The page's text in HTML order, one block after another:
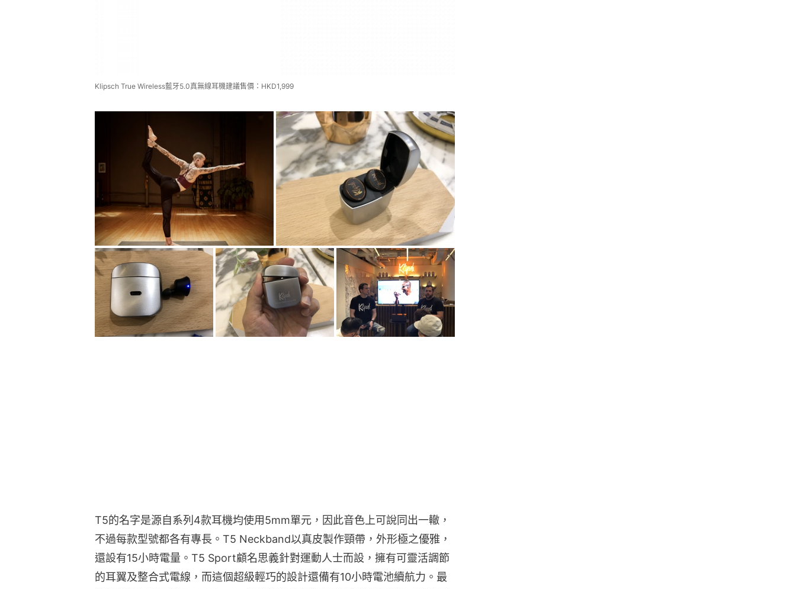
Klipsch True Wireless藍牙5.0真無線耳機建議售價：HKD1,999
T5的名字是源自系列4款耳機均使用5mm單元，因此音色上可說同出一轍，
不過每款型號都各有專長。T5 Neckband以真皮製作頸帶，外形極之優雅，
還設有15小時電量。T5 Sport顧名思義針對運動人士而設，擁有可靈活調節
的耳翼及整合式電線，而這個超級輕巧的設計還備有10小時電池續航力。最